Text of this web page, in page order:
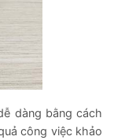
dàng bằng cách
công việc khảo